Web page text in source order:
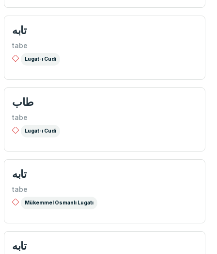
تابه
tabe
Lugat-ı Cudi
طاب
tabe
Lugat-ı Cudi
تابه
tabe
Mükemmel Osmanlı Lugatı
تابه